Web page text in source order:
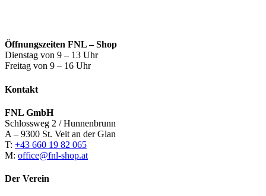
Öffnungszeiten FNL – Shop
Dienstag von 9 – 13 Uhr
Freitag von 9 – 16 Uhr
Kontakt
FNL GmbH
Schlossweg 2 / Hunnenbrunn
A – 9300 St. Veit an der Glan
T: +43 660 19 82 065
M: office@fnl-shop.at
Der Verein